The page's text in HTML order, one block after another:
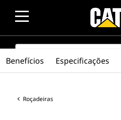
SEARCH
Roçadeiras
Benefícios Especificações